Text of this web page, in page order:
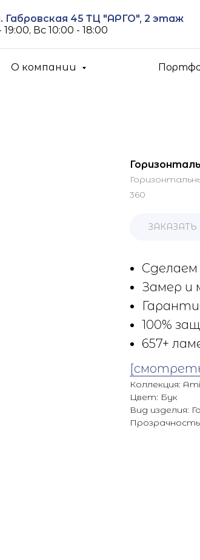
Габровская 45 ТЦ "АРГО", 2 этаж
Вс 10:00 - 18:00
О компании
360
ЗАКАЗАТЬ
Сделаем
Замер и
100%
657+
Коллекция:
Цвет: Бук
Вид изделия: